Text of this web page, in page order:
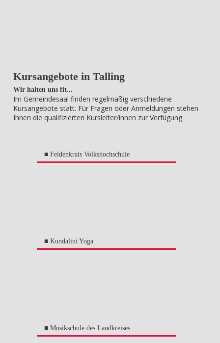
Kursangebote in Talling
Wir halten uns fit...
Im Gemeindesaal finden regelmäßig verschiedene
Kursangebote statt. Für Fragen oder Anmeldungen stehen
Ihnen die qualifizierten Kursleiter/innen zur Verfügung.
■ Feldenkrais Volkshochschule
■ Kundalini Yoga
■ Musikschule des Landkreises